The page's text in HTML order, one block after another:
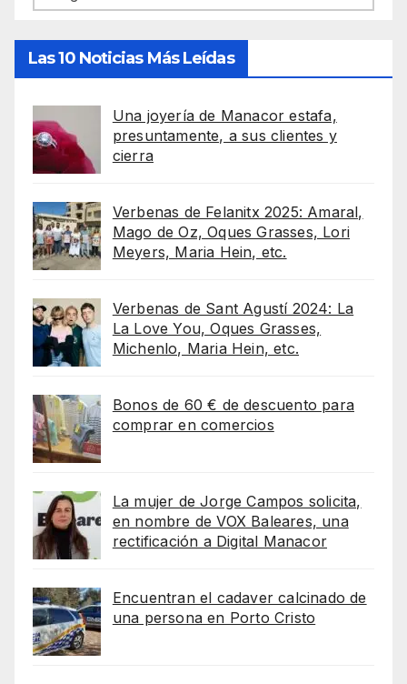
Las 10 Noticias Más Leídas
Una joyería de Manacor estafa,
presuntamente, a sus clientes y
cierra
Verbenas de Felanitx 2025: Amaral,
Mago de Oz, Oques Grasses, Lori
Meyers, Maria Hein, etc.
Verbenas de Sant Agustí 2024: La
La Love You, Oques Grasses,
Michenlo, Maria Hein, etc.
Bonos de 60 € de descuento para
comprar en comercios
La mujer de Jorge Campos solicita,
en nombre de VOX Baleares, una
rectificación a Digital Manacor
Encuentran el cadaver calcinado de
una persona en Porto Cristo